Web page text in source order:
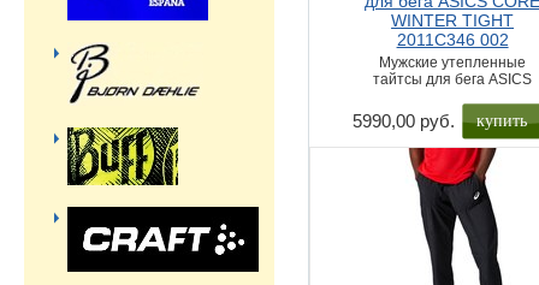
WINTER TIGHT
2011C346 002
Мужские утепленные
тайтсы для бега ASICS
5990,00 руб. купить